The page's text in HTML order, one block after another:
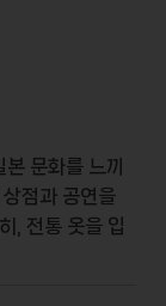
문화를 느끼
점과 공연을
, 전통 옷을 입